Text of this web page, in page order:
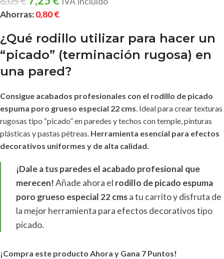
Ahorras:0,80€
¿Qué rodillo utilizar para hacer un
“picado” (terminación rugosa) en
una pared?
Consigue acabados profesionales con el rodillo de picado
espuma poro grueso especial 22 cms. Ideal para crear texturas
rugosas tipo “picado” en paredes y techos con temple, pinturas
plásticas y pastas pétreas. Herramienta esencial para efectos
decorativos uniformes y de alta calidad.
¡Dale a tus paredes el acabado profesional que
merecen!Añade ahora el rodillo de picado espuma
poro grueso especial 22 cmsa tu carrito y disfruta de
la mejor herramienta para efectos decorativos tipo
picado.
¡Compra este producto Ahora y Gana 7 Puntos!